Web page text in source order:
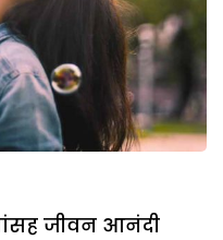
जीवन आनंदी